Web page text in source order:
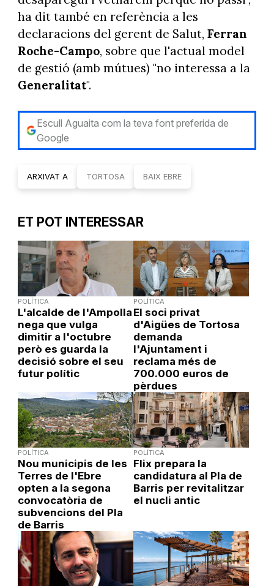
ha dit també en referència a les
declaracions del gerent de Salut, Ferran
Roche-Campo, sobre que l'actual model
de gestió (amb mútues) "no interessa a la
Generalitat".
Escull Aguaita com la teva font preferida de
Google
ARXIVAT A TORTOSA BAIX EBRE
ET POT INTERESSAR
POLÍTICA
L'alcalde de l'Ampolla
nega que vulga
dimitir a l'octubre
però es guarda la
decisió sobre el seu
futur polític
POLÍTICA
El soci privat
d'Aigües de Tortosa
demanda
l'Ajuntament i
reclama més de
700.000 euros de
pèrdues
POLÍTICA
Nou municipis de les
Terres de l'Ebre
opten a la segona
convocatòria de
subvencions del Pla
de Barris
POLÍTICA
Flix prepara la
candidatura al Pla de
Barris per revitalitzar
el nucli antic